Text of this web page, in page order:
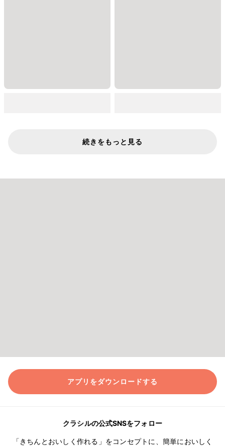
続きをもっと見る
アプリをダウンロードする
クラシルの公式SNSをフォロー
「きちんとおいしく作れる」をコンセプトに、簡単においしく